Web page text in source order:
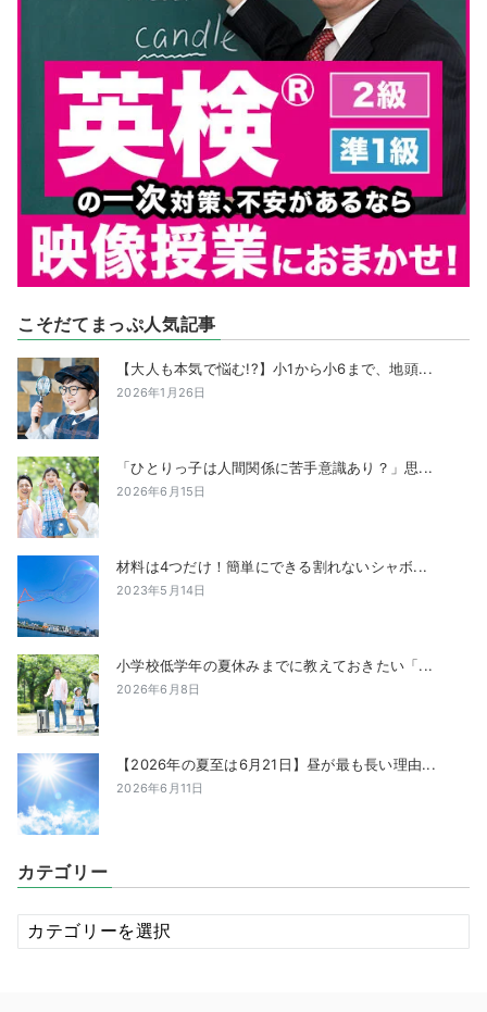
こそだてまっぷ人気記事
【大人も本気で悩む!?】小1から小6まで、地頭...
2026年1月26日
「ひとりっ子は人間関係に苦手意識あり？」思...
2026年6月15日
材料は4つだけ！簡単にできる割れないシャボ...
2023年5月14日
小学校低学年の夏休みまでに教えておきたい「...
2026年6月8日
【2026年の夏至は6月21日】昼が最も長い理由...
2026年6月11日
カテゴリー
カ
テ